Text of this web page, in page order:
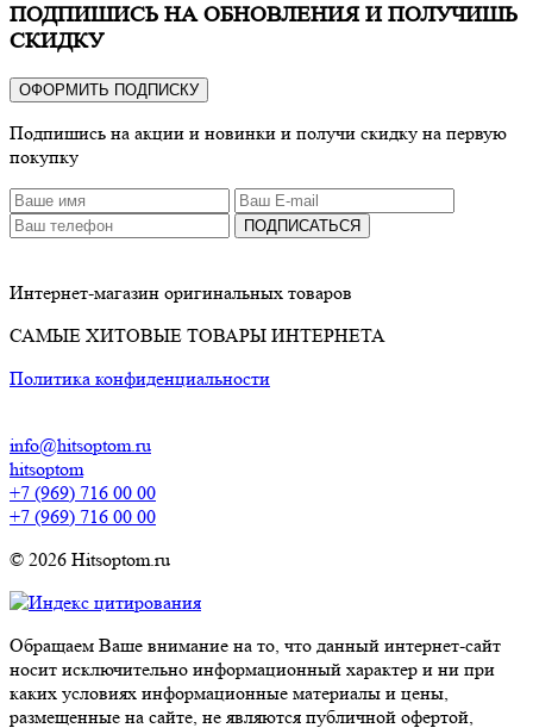
ПОДПИШИСЬ НА ОБНОВЛЕНИЯ И ПОЛУЧИШЬ
СКИДКУ
ОФОРМИТЬ ПОДПИСКУ
Подпишись на акции и новинки и получи скидку на первую
покупку
ПОДПИСАТЬСЯ
Интернет-магазин оригинальных товаров
САМЫЕ ХИТОВЫЕ ТОВАРЫ ИНТЕРНЕТА
Политика конфиденциальности
info@hitsoptom.ru
hitsoptom
+7 (969) 716 00 00
+7 (969) 716 00 00
© 2026 Hitsoptom.ru
Обращаем Ваше внимание на то, что данный интернет-сайт
носит исключительно информационный характер и ни при
каких условиях информационные материалы и цены,
размещенные на сайте, не являются публичной офертой,